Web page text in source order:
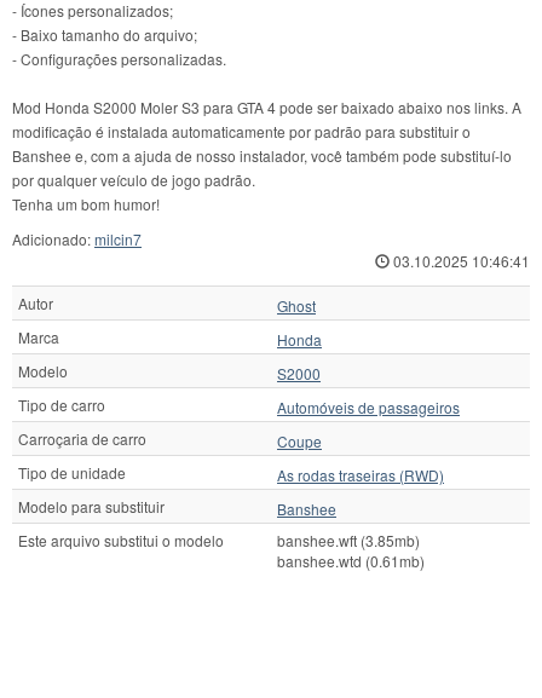
- Ícones personalizados;
- Baixo tamanho do arquivo;
- Configurações personalizadas.
Mod Honda S2000 Moler S3 para GTA 4 pode ser baixado abaixo nos links. A
modificação é instalada automaticamente por padrão para substituir o
Banshee e, com a ajuda de nosso instalador, você também pode substituí-lo
por qualquer veículo de jogo padrão.
Tenha um bom humor!
Adicionado:milcin7
03.10.2025 10:46:41
Autor
Ghost
Marca
Honda
Modelo
S2000
Tipo de carro
Automóveis de passageiros
Carroçaria de carro
Coupe
Tipo de unidade
As rodas traseiras (RWD)
Modelo para substituir
Banshee
Este arquivo substitui o modelo
banshee.wft (3.85mb)
banshee.wtd (0.61mb)